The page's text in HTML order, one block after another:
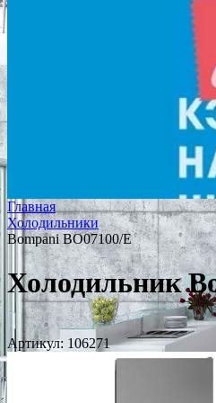
Главная
Холодильники
Bompani BO07100/E
Холодильник
Артикул: 106271